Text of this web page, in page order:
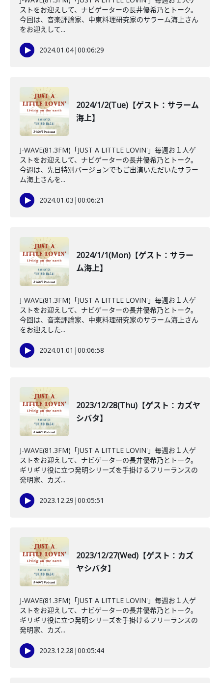
ストをお迎えして、ナビゲーターの長井優希乃とトーク。
今回は、音楽評論家、中東料理研究家のサラーム海上さん
をお迎えして...
2024.01.04|00:06:29
2024/1/2(Tue)【ゲスト：サラーム
海上】
J-WAVE(81.3FM)「JUST A LITTLE LOVIN'」毎週お１人ゲ
ストをお迎えして、ナビゲーターの長井優希乃とトーク。
今週は、先日特別バージョンでもご出演いただいたサラー
ム海上さんを...
2024.01.03 |00:06:21
2024/1/1(Mon)【ゲスト：サラー
ム海上】
J-WAVE(81.3FM)「JUST A LITTLE LOVIN'」毎週お１人ゲ
ストをお迎えして、ナビゲーターの長井優希乃とトーク。
今回は、音楽評論家、中東料理研究家のサラーム海上さん
をお迎えした...
2024.01.01 |00:06:58
2023/12/28(Thu)【ゲスト：カズヤ
シバタ】
J-WAVE(81.3FM)「JUST A LITTLE LOVIN'」毎週お１人ゲ
ストをお迎えして、ナビゲーターの長井優希乃とトーク。
ギリギリ役に立つ発明シリーズを手掛けるフリーランスの
発明家、カズ...
2023.12.29 |00:05:51
2023/12/27(Wed)【ゲスト：カズ
ヤシバタ】
J-WAVE(81.3FM)「JUST A LITTLE LOVIN'」毎週お１人ゲ
ストをお迎えして、ナビゲーターの長井優希乃とトーク。
ギリギリ役に立つ発明シリーズを手掛けるフリーランスの
発明家、カズ...
2023.12.28 |00:05:44